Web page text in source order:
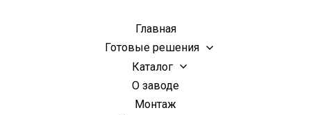
Главная
Готовые решения
Каталог
О заводе
Монтаж